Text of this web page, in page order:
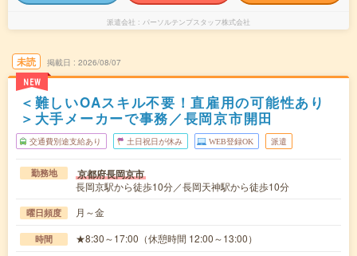
派遣会社 パーソルテンプスタッフ株式会社
未読
NEW
掲載日 2026/08/07
＜難しいOAスキル不要！直雇用の可能性あり
＞大手メーカーで事務／長岡京市開田
交通費別途支給あり 土日祝日が休み WEB登録OK 派遣
勤務地 京都府長岡京市
長岡京駅から徒歩10分／長岡天神駅から徒歩10分
曜日頻度 月～金
時間 ★8:30～17:00（休憩時間 12:00～13:00）